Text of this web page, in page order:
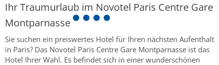
Ihr Traumurlaub im Novotel Paris Centre Gare
Montparnasse
Sie suchen ein preiswertes Hotel für Ihren nächsten Aufenthalt
in Paris? Das Novotel Paris Centre Gare Montparnasse ist das
Hotel Ihrer Wahl. Es befindet sich in einer wunderschönen